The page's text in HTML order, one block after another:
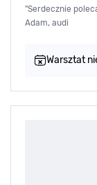
"Serdecznie
Adam, audi
Warsztat